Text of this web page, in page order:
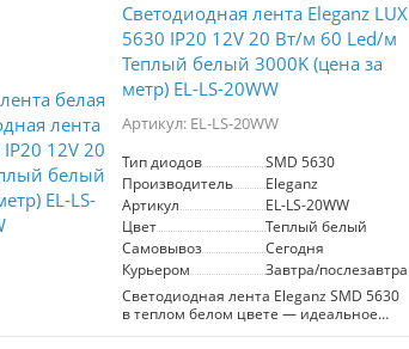
на метр, она обеспечивает яркое и
равномерное освещение. Цветовая
температура 3000K создает теплый
свет, который прекрасно подходит для
натяжных потолков, кухонных зон и
делает её подходящей для
использования в помещениях. Она
легко монтируется и идеально
подходит для подсветки,
акцентирования деталей интерьера и
создания романтической атмосферы.
Eleganz SMD 3528 – отличный выбор
для тех, кто ценит качество и стиль в
освещении.
Светодиодная лента Eleganz LUX
5630 IP20 12V 20 Вт/м 60 Led/м
Теплый белый 3000K (цена за
метр) EL-LS-20WW
Артикул: EL-LS-20WW
Тип диодов
SMD 5630
Производитель
Eleganz
Артикул
EL-LS-20WW
Цвет
Теплый белый
Самовывоз
Сегодня
Курьером
Завтра/послезавтра
Светодиодная лента Eleganz SMD 5630
в теплом белом цвете — идеальное
решение для создания уютной